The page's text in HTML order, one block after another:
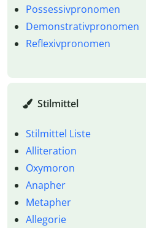
Possessivpronomen
Demonstrativpronomen
Reflexivpronomen
Stilmittel
Stilmittel Liste
Alliteration
Oxymoron
Anapher
Metapher
Allegorie